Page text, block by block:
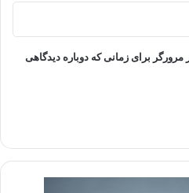
برای زمانی که دوباره دیدگاهی